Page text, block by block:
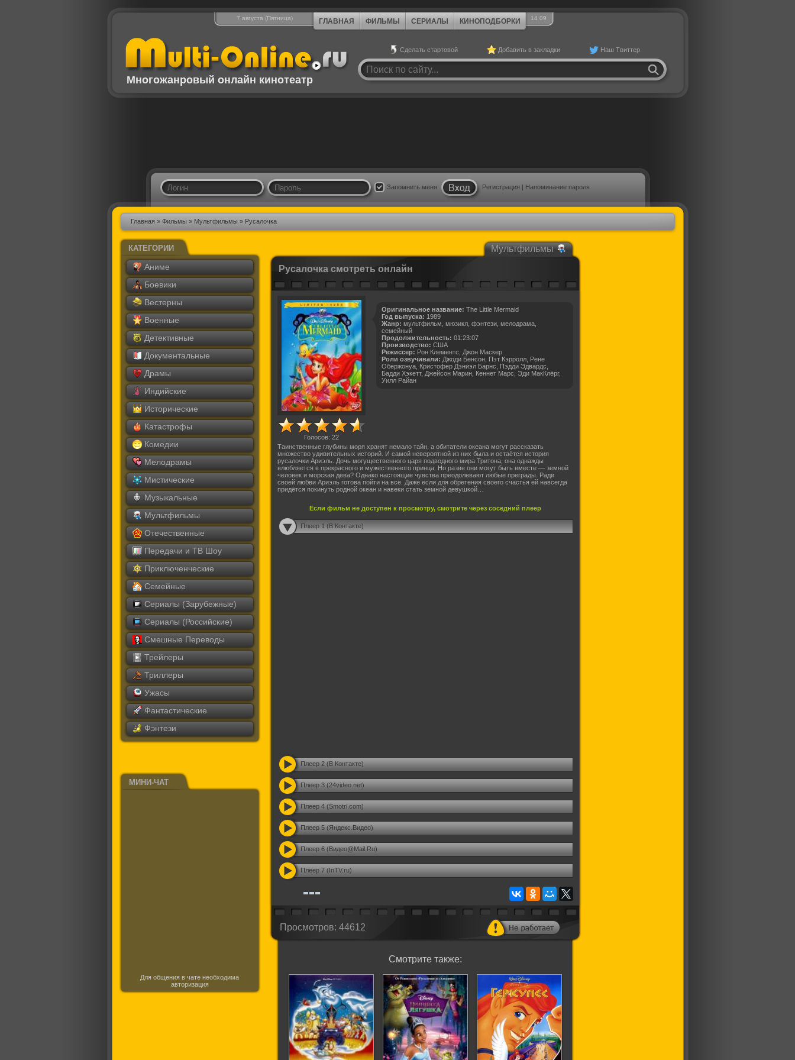
7 августа (Пятница) ГЛАВНАЯ ФИЛЬМЫ СЕРИАЛЫ КИНОПОДБОРКИ 14 09
Многожанровый онлайн кинотеатр
Сделать стартовой Добавить в закладки Наш Твиттер
Запомнить меня Регистрация | Напоминание пароля
Главная» Фильмы» Мультфильмы» Русалочка
КАТЕГОРИИ
Аниме
Боевики
Вестерны
Военные
Детективные
Документальные
Драмы
Индийские
Исторические
Катастрофы
Комедии
Мелодрамы
Мистические
Музыкальные
Мультфильмы
Отечественные
Передачи и ТВ Шоу
Приключенческие
Семейные
Сериалы (Зарубежные)
Сериалы (Российские)
Смешные Переводы
Трейлеры
Триллеры
Ужасы
Фантастические
Фэнтези
МИНИ-ЧАТ
Для общения в чате необходима
авторизация
Мультфильмы
Русалочка смотреть онлайн
Голосов: 22
Оригинальное название: The Little Mermaid
Год выпуска: 1989
Жанр: мультфильм, мюзикл, фэнтези, мелодрама,
семейный
Продолжительность: 01:23:07
Производство: США
Режиссер: Рон Клементс, Джон Маскер
Роли озвучивали: Джоди Бенсон, Пэт Кэрролл, Рене
Обержонуа, Кристофер Дэниэл Барнс, Пэдди Эдвардс,
Бадди Хэкетт, Джейсон Марин, Кеннет Марс, Эди МакКлёрг,
Уилл Райан
Таинственные глубины моря хранят немало тайн, а обитатели океана могут рассказать
множество удивительных историй. И самой невероятной из них была и остаётся история
русалочки Ариэль. Дочь могущественного царя подводного мира Тритона, она однажды
влюбляется в прекрасного и мужественного принца. Но разве они могут быть вместе — земной
человек и морская дева? Однако настоящие чувства преодолевают любые преграды. Ради
своей любви Ариэль готова пойти на всё. Даже если для обретения своего счастья ей навсегда
придётся покинуть родной океан и навеки стать земной девушкой…
Если фильм не доступен к просмотру, смотрите через соседний плеер
Плеер 1 (В Контакте)
Плеер 2 (В Контакте)
Плеер 3 (24video.net)
Плеер 4 (Smotri.com)
Плеер 5 (Яндекс.Видео)
Плеер 6 (Видео@Mail.Ru)
Плеер 7 (InTV.ru)
Просмотров: 44612
Смотрите также: